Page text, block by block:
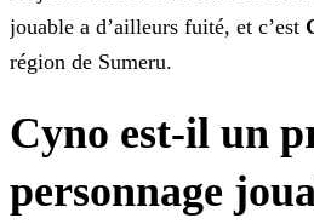
jouable a d’ailleurs fuité, et c’est
région de Sumeru.
Cyno est-il un
personnage